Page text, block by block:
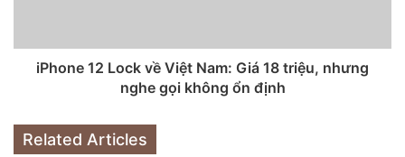
Máy nằm vừa vựa trong tay người dùng nữ và hoàn toàn lọt
thỏm nếu nằm trên tay phái mạnh
Kích thước của máy nhỏ, kéo theo kích thước của hộp đựng
cũng nhỏ theo, phiên bản hôm nay chúng mình trên tay có
màu xanh dương và trong hộp thì cũng không có củ sạc và
iPhone 12 Lock về Việt Nam: Giá 18 triệu, nhưng
nghe gọi không ổn định
Related Articles